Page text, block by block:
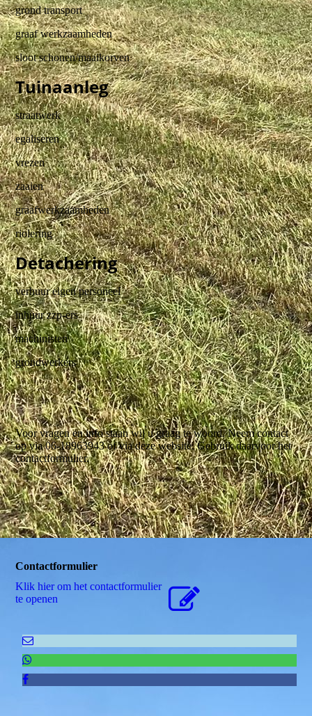
grond transport
graaf werkzaamheden
sloot schonen/maaikorven
Tuinaanleg
straatwerk
egaliseren
vrezen
zaaien
graafwerkzaamheden
riolering
Detachering
verhuur eigen personeel
inhuur zzp-ers
machinisten
grondwerkers
Voor vragen en info staan wij u graag te woord. Neem contact
op via 06-18963943 of via deze website. Gebruik daarvoor het
contactformulier.
Contactformulier
Klik hier om het contactformulier
te openen